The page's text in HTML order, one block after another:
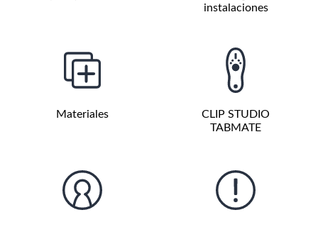
instalaciones
Materiales
CLIP STUDIO
TABMATE